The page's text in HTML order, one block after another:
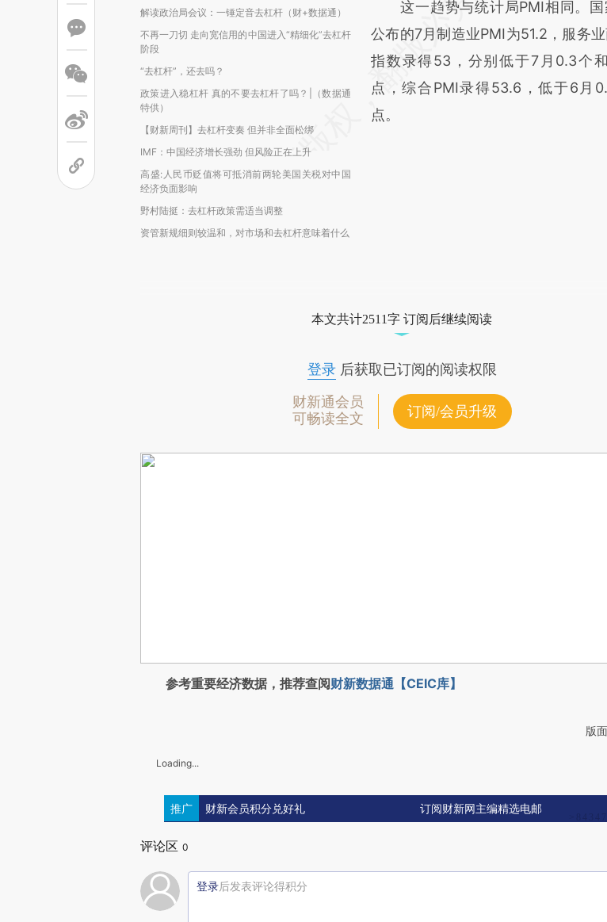
解读政治局会议：一锤定音去杠杆（财+数据通）
不再一刀切 走向宽信用的中国进入“精细化”去杠杆
阶段
“去杠杆”，还去吗？
政策进入稳杠杆 真的不要去杠杆了吗？|（数据通
特供）
【财新周刊】去杠杆变奏 但并非全面松绑
IMF：中国经济增长强劲 但风险正在上升
高盛:人民币贬值将可抵消前两轮美国关税对中国
经济负面影响
野村陆挺：去杠杆政策需适当调整
资管新规细则较温和，对市场和去杠杆意味着什么
这一趋势与统计局PMI相同。国
公布的7月制造业PMI为51.2，服务
指数录得53，分别低于7月0.3个
点，综合PMI录得53.6，低于6月
点。
本文共计2511字 订阅后继续阅读
登录后获取已订阅的阅读权限
财新通会员
可畅读全文
订阅/会员升级
参考重要经济数据，推荐查阅财新数据通【CEIC库】
版
Loading...
推广 财新会员积分兑好礼 订阅财新网主编精选电邮
评论区 0
登录后发表评论得积分